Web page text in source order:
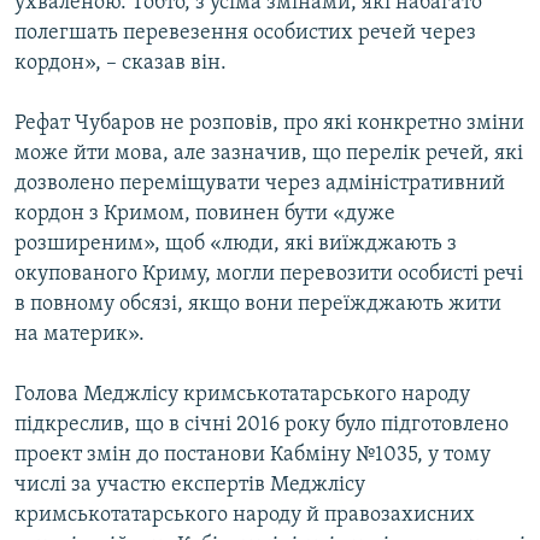
полегшать перевезення особистих речей через
кордон», – сказав він.
Рефат Чубаров не розповів, про які конкретно зміни
може йти мова, але зазначив, що перелік речей, які
дозволено переміщувати через адміністративний
кордон з Кримом, повинен бути «дуже
розширеним», щоб «люди, які виїжджають з
окупованого Криму, могли перевозити особисті речі
в повному обсязі, якщо вони переїжджають жити
на материк».
Голова Меджлісу кримськотатарського народу
підкреслив, що в січні 2016 року було підготовлено
проект змін до постанови Кабміну №1035, у тому
числі за участю експертів Меджлісу
кримськотатарського народу й правозахисних